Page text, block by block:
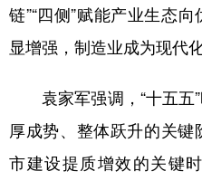
链”“四侧”赋能产业生态
显增强，制造业成为现代
袁家军强调，“十五五”
厚成势、整体跃升的关
市建设提质增效的关键